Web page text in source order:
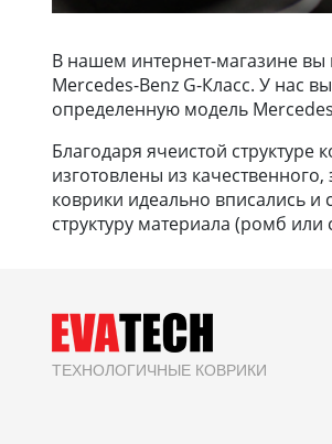
В нашем интернет-магазине вы
Mercedes-Benz G-Класс. У нас
определенную модель
Благодаря ячеистой
изготовлены из
коврики идеально вписались и
структуру материала (ромб или
ТЕХНОЛОГИЧНЫЕ КОВРИКИ